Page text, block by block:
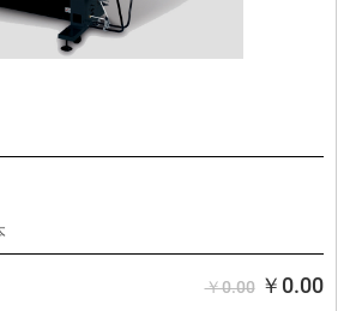
￥0.00￥0.00